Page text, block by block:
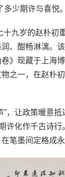
多少期许与喜悦。
十九岁的赵朴初
、酣畅淋漓。
》现藏于上海
之一，在赵朴
”，让政策暖意
许化作千古诗
笔墨间定格成永